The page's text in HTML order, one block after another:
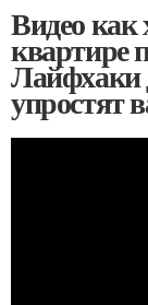
Видео как
квартире
Лайфхаки
упростят